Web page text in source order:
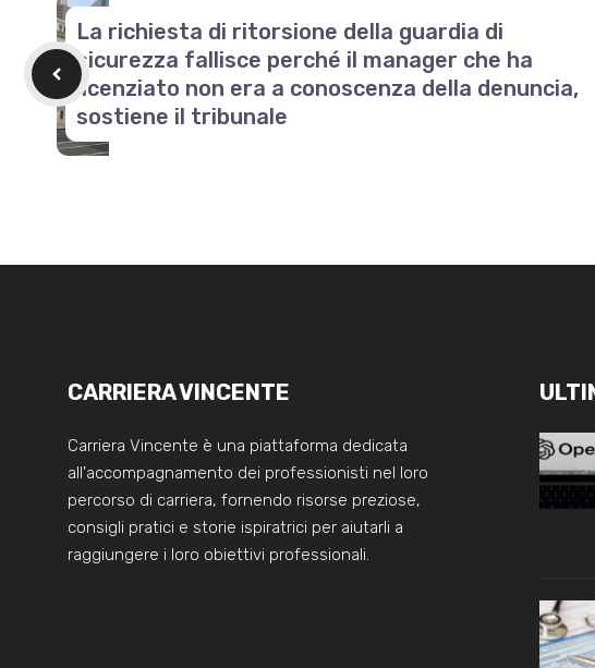
La richiesta di ritorsione della guardia di
sicurezza fallisce perché il manager che ha
licenziato non era a conoscenza della denuncia,
sostiene il tribunale
CARRIERA VINCENTE
Carriera Vincente è una piattaforma dedicata
all'accompagnamento dei professionisti nel loro
percorso di carriera, fornendo risorse preziose,
consigli pratici e storie ispiratrici per aiutarli a
raggiungere i loro obiettivi professionali.